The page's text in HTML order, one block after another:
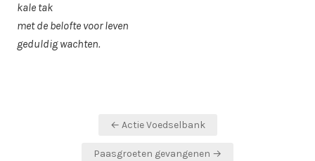
kale tak
met de belofte voor leven
geduldig wachten.
← Actie Voedselbank
Paasgroeten gevangenen →